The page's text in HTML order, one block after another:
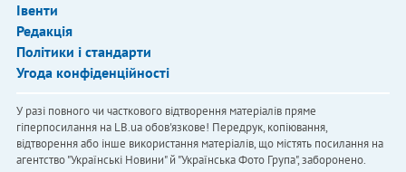
Івенти
Редакція
Політики і стандарти
Угода конфіденційності
У разі повного чи часткового відтворення матеріалів пряме
гіперпосилання на LB.ua обов'язкове! Передрук, копіювання,
відтворення або інше використання матеріалів, що містять посилання на
агентство "Українськi Новини" й "Українська Фото Група", заборонено.